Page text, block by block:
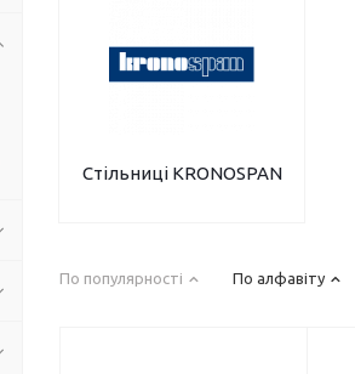
Стільниці KRONOSPAN
По популярності По алфавіту